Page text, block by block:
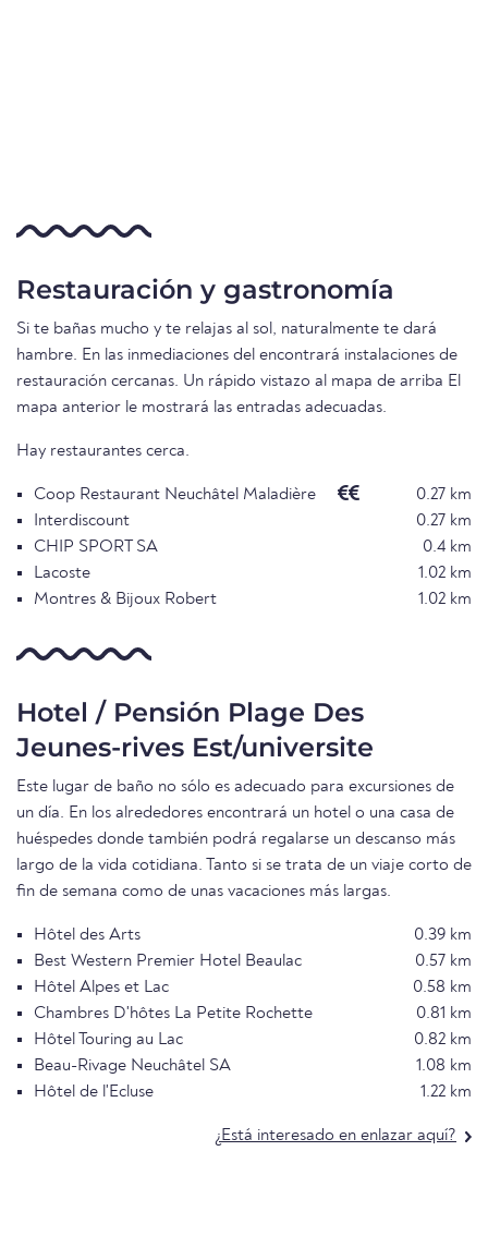
Restauración y gastronomía
Si te bañas mucho y te relajas al sol, naturalmente te dará
hambre. En las inmediaciones del encontrará instalaciones de
restauración cercanas. Un rápido vistazo al mapa de arriba El
mapa anterior le mostrará las entradas adecuadas.
Hay restaurantes cerca.
Coop Restaurant Neuchâtel Maladière
0.27 km
Interdiscount
0.27 km
CHIP SPORT SA
0.4 km
Lacoste
1.02 km
Montres & Bijoux Robert
1.02 km
Hotel / Pensión Plage Des
Jeunes-rives Est/universite
Este lugar de baño no sólo es adecuado para excursiones de
un día. En los alrededores encontrará un hotel o una casa de
huéspedes donde también podrá regalarse un descanso más
largo de la vida cotidiana. Tanto si se trata de un viaje corto de
fin de semana como de unas vacaciones más largas.
Hôtel des Arts
0.39 km
Best Western Premier Hotel Beaulac
0.57 km
Hôtel Alpes et Lac
0.58 km
Chambres D'hôtes La Petite Rochette
0.81 km
Hôtel Touring au Lac
0.82 km
Beau-Rivage Neuchâtel SA
1.08 km
Hôtel de l'Ecluse
1.22 km
¿Está interesado en enlazar aquí?